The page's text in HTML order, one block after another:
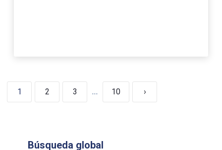
1 2 3 … 10 ›
Búsqueda global